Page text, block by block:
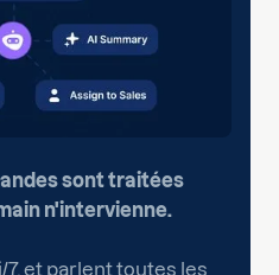
sont traitées
n'intervienne.
7, et parlent toutes les